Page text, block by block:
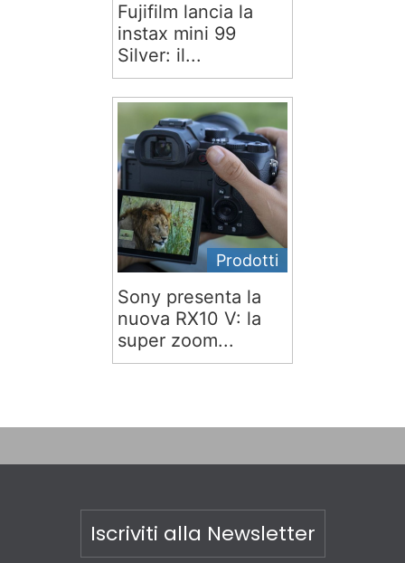
Fujifilm lancia la
instax mini 99
Silver: il...
Prodotti
Sony presenta la
nuova RX10 V: la
super zoom...
Iscriviti alla Newsletter